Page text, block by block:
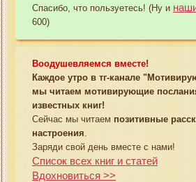
Спасибо, что пользуетесь! (Ну и
600)
Воодушевляемся вместе!
Каждое утро в тг-канале
мы читаем мотивирующие
известных книг!
Сейчас мы читаем позитивные
настроения
Заряди свой день вместе с нами!
Список всех книг и статей
Вдохновиться >>